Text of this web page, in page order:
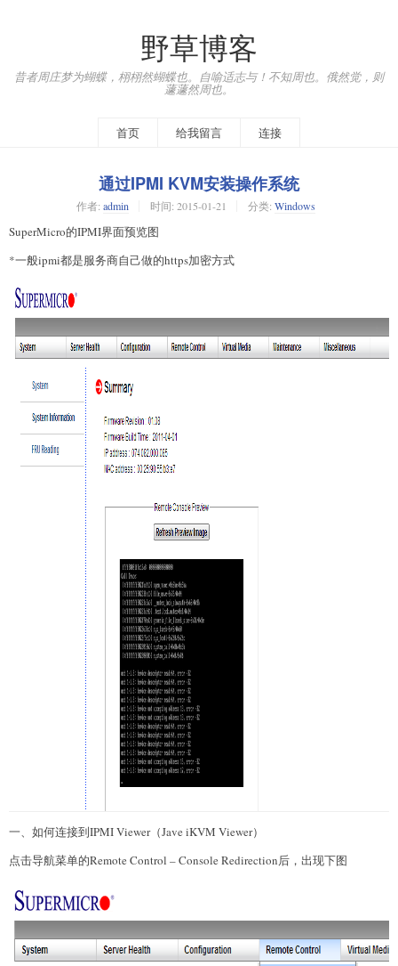
野草博客
昔者周庄梦为蝴蝶，栩栩然蝴蝶也。自喻适志与！不知周也。俄然觉，则
蘧蘧然周也。
首页 给我留言 连接
通过IPMI KVM安装操作系统
作者: admin 时间: 2015-01-21 分类: Windows
SuperMicro的IPMI界面预览图
*一般ipmi都是服务商自己做的https加密方式
一、如何连接到IPMI Viewer（Jave iKVM Viewer）
点击导航菜单的Remote Control – Console Redirection后，出现下图